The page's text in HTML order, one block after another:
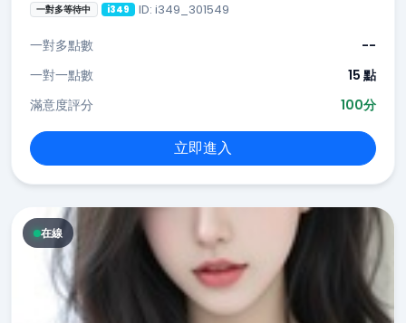
一對多等待中 i349 ID: i349_301549
一對多點數
--
一對一點數
15 點
滿意度評分
100分
立即進入
在線